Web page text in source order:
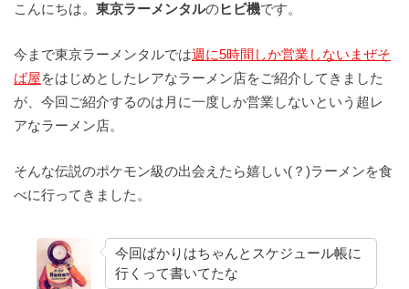
こんにちは。 東京ラーメンタルのヒビ機です。
今まで東京ラーメンタルでは週に5時間しか営業しないまぜそ
ば屋をはじめとしたレアなラーメン店をご紹介してきました
が、今回ご紹介するのは月に一度しか営業しないという超レ
アなラーメン店。
そんな伝説のポケモン級の出会えたら嬉しい(？)ラーメンを食
べに行ってきました。
今回ばかりはちゃんとスケジュール帳に
行くって書いてたな